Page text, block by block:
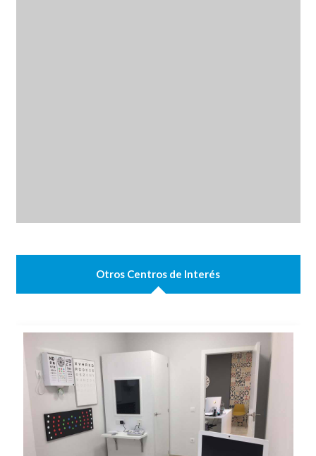
Otros Centros de Interés